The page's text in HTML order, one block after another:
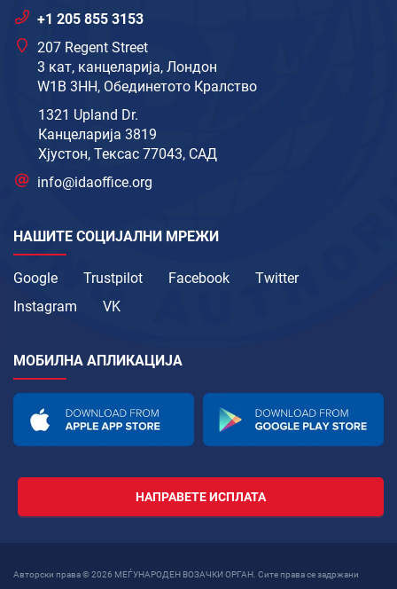
+1 205 855 3153
207 Regent Street
3 кат, канцеларија, Лондон
W1B 3HH, Обединетото Кралство
1321 Upland Dr.
Канцеларија 3819
Хјустон, Тексас 77043, САД
info@idaoffice.org
НАШИТЕ СОЦИЈАЛНИ МРЕЖИ
Google Trustpilot Facebook
Twitter
Instagram
VK
МОБИЛНА АПЛИКАЦИЈА
НАПРАВЕТЕ ИСПЛАТА
Авторски права © 2026 МЕЃУНАРОДЕН ВОЗАЧКИ ОРГАН. Сите права се задржани